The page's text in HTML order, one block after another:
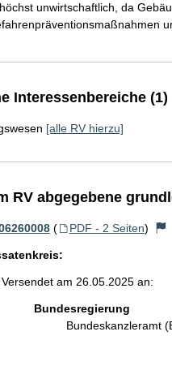
unwirtschaftlich, da
Interessenbereiche (1)
[alle RV hierzu]
RV abgegebene
( PDF - 2 Seiten)
Versendet am 26.05.2025 an:
Bundesregierung
Bundeskanzleramt